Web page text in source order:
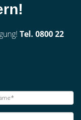
Tel. 0800 22